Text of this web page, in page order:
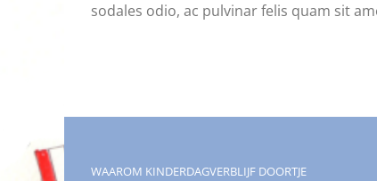
sodales odio, ac pulvinar felis quam sit
WAAROM KINDERDAGVERBLIJF DOORTJE